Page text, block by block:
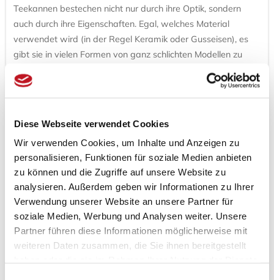
Diese Webseite verwendet Cookies
Wir verwenden Cookies, um Inhalte und Anzeigen zu
personalisieren, Funktionen für soziale Medien anbieten
zu können und die Zugriffe auf unsere Website zu
analysieren. Außerdem geben wir Informationen zu Ihrer
Verwendung unserer Website an unsere Partner für
soziale Medien, Werbung und Analysen weiter. Unsere
Partner führen diese Informationen möglicherweise mit
weiteren Daten zusammen, die Sie ihnen bereitgestellt
Teekannen bestechen nicht nur durch ihre Optik, sondern
auch durch ihre Eigenschaften. Egal, welches Material
verwendet wird (in der Regel Keramik oder Gusseisen), es
gibt sie in vielen Formen von ganz schlichten Modellen zu
handwerklich ausgefallenen Exemplaren. Gusseiserne
Teekannen aus Japan haben besonders gute
Warmhaltefähigkeiten, in einigen von ihnen (bei uns als
genannt) kann man sogar direkt Wasser und Tee
aufkochen. Diese spielen auch in der japanischen
Teezeremonie eine große Rolle. Da sich diese über einen
längeren Zeitraum erstrecken kann, war und ist es
durchaus relevant, dass das Wassergefäß entsprechende
Warmhalteeigenschaften besitzt. Japanische Teekannen
aus Keramik haben eine sehr lange Handwerkstradition
und zeichnen sich vor allem durch Ihre Form aus. Vor allem